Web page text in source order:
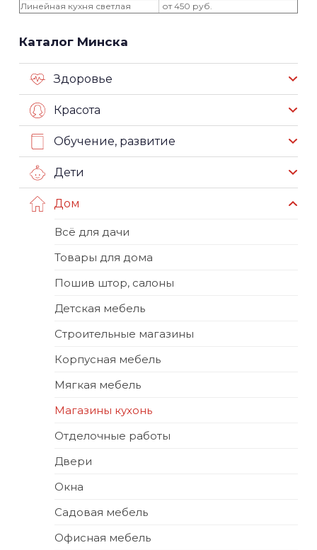
Линейная кухня светлая
от 450 руб.
Каталог Минска
Здоровье
Красота
Обучение, развитие
Дети
Дом
Всё для дачи
Товары для дома
Пошив штор, салоны
Детская мебель
Строительные магазины
Корпусная мебель
Мягкая мебель
Магазины кухонь
Отделочные работы
Двери
Окна
Садовая мебель
Офисная мебель